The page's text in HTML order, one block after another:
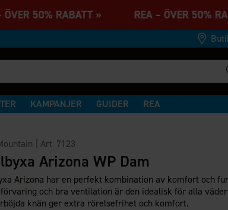
50% RABATT » REA – ÖVER
KAMPANJER GUIDER REA
| Art 7123
Arizona WP Dam
Arizona har en perfekt kombination av komfort och
och bra ventilation är den idealisk för alla
knän ger extra rörelsefrihet och komfort.